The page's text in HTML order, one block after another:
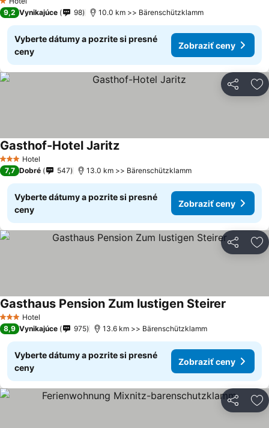
1 Počet hviezdičiek
9,2 Vynikajúce 98 10.0 km >> Bärenschützklamm
Vyberte dátumy a pozrite si presné
ceny
Zobraziť ceny
Zdieľať
3 Počet hviezdičiek
Hotel
Gasthof-Hotel JaritzZobraziť ceny
7,7 Dobré 547 13.0 km >> Bärenschützklamm
Vyberte dátumy a pozrite si presné
ceny
Zobraziť ceny
Zdieľať
3 Počet hviezdičiek
Hotel
Gasthaus Pension Zum lustigen Steirer
8,9 Vynikajúce 975 13.6 km >> Bärenschützklamm
Vyberte dátumy a pozrite si presné
ceny
Zobraziť ceny
Zdieľať